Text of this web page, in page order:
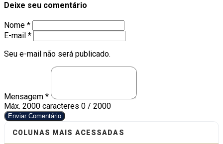
Deixe seu comentário
Nome *
E-mail *
Seu e-mail não será publicado.
Mensagem *
Máx. 2000 caracteres 0 / 2000
Enviar Comentário
COLUNAS MAIS ACESSADAS